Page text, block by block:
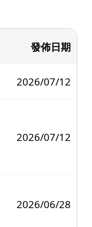
發佈日期
2026/07/12
2026/07/12
2026/06/28